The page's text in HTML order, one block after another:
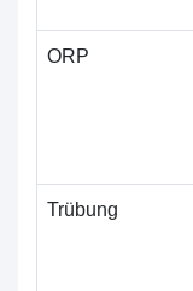
ORP
Trübung